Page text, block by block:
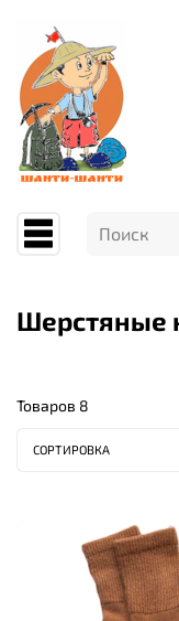
Шерстяные
Товаров 8
СОРТИРОВКА